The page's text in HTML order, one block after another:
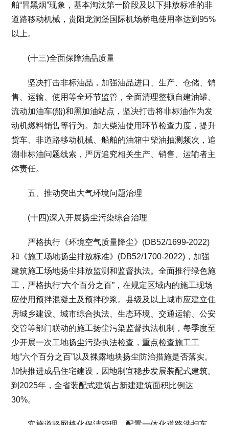
舶“冒黑烟”现象，基本淘汰第一阶段及以下排放标准的非
道路移动机械，贵阳龙洞堡国际机场桥电使用率达到95%
以上。
(十三)全面保障油品质量
坚决打击非标油品，加强油品进口、生产、仓储、销
售、运输、使用等全环节监管，全面清理整顿自建油罐、
流动加油车(船)和黑加油站点，坚决打击将非标油作为发
动机燃料销售等行为。加大柴油使用环节检查力度，提升
货车、非道路移动机械、船舶的油箱中柴油抽测频次，追
溯非标油问题线索，严厉追究相关生产、销售、运输者主
体责任。
五、推动突出大气环境问题治理
(十四)深入开展扬尘污染综合治理
严格执行《环境空气质量降尘》(DB52/1699-2022)
和《施工场地扬尘排放标准》(DB52/1700-2022)，加强
建筑施工场地扬尘排放监测和监督执法。全面推行绿色施
工，严格执行“六个百分之百”，在规定区域内的施工现场
应使用预拌混凝土及预拌砂浆。县级及以上城市应建立住
房城乡建设、城市综合执法、生态环境、交通运输、公安
交管等部门联动的施工扬尘污染监督执法机制，每季度至
少开展一次工地扬尘污染执法检查，重点检查施工工
地“六个百分之百”以及裸露地块扬尘防治措施是否落实。
加快推进成品住宅建设，因地制宜稳步发展装配式建筑。
到2025年，全省装配式建筑占新建建筑面积比例达
30%。